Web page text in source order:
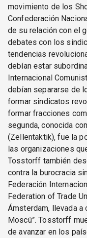
movimiento de los
Confederación
de su relación con el
debates con los
tendencias
debían estar
Internacional
debían separarse de
formar sindicatos
formar fracciones
segunda, conocida
(Zellentaktik), fue la
las organizaciones
Tosstorff también
contra la burocracia
Federación
Federation of Trade
Ámsterdam, llevada a
Moscú”. Tosstorff
de avanzar en los